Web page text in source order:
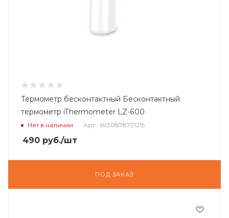
Термометр бесконтактный Бесконтактный
термометр iThermometer LZ-600
Нет в наличии Арт.: 6930878731215
490 руб./шт
ПОД ЗАКАЗ